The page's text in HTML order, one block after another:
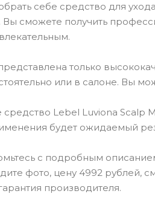
себе средство для
сможете получить
только
или в салоне. Вы
Lebel Luviona Scalp
будет ожидаемый
с подробным
фото, цену 4992 рублей,
производителя.